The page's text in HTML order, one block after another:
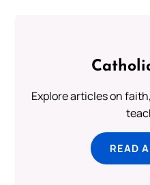
Explore articles on
READ